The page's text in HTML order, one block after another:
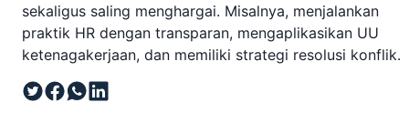
sekaligus saling menghargai. Misalnya, menjalankan
praktik HR dengan transparan, mengaplikasikan UU
ketenagakerjaan, dan memiliki strategi resolusi konflik.